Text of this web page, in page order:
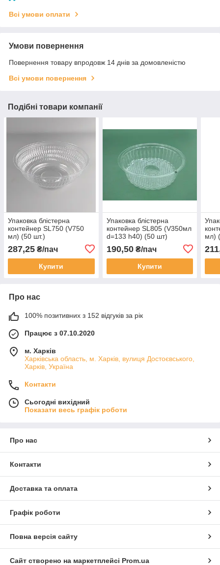
Всі умови оплати
Умови повернення
Повернення товару впродовж 14 днів за домовленістю
Всі умови повернення
Подібні товари компанії
Упаковка блістерна
контейнер SL750 (V750
мл) (50 шт.)
287,25 ₴/пач
Купити
Упаковка блістерна
контейнер SL805 (V350мл
d=133 h40) (50 шт)
190,50₴/пач
Купити
мл)
Про нас
100% позитивних з 152 відгуків за рік
Працює з 07.10.2020
м. Харків
Харківська область, м. Харків, вулиця Достоєвського,
Харків, Україна
Контакти
Сьогодні вихідний
Показати весь графік роботи
Про нас
Контакти
Доставка та оплата
Графік роботи
Повна версія сайту
Сайт створено на маркетплейсі Prom.ua